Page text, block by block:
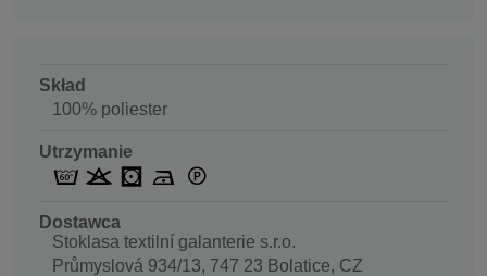
Skład
100% poliester
Utrzymanie
Dostawca
Stoklasa textilní galanterie s.r.o.
Průmyslová 934/13, 747 23 Bolatice, CZ